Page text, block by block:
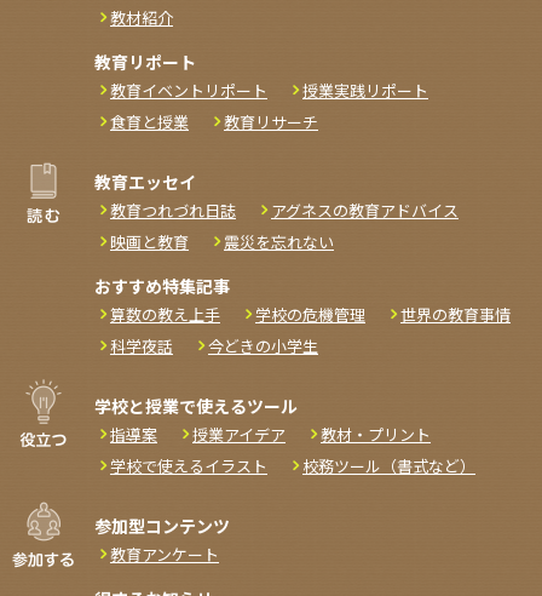
教材紹介
教育リポート
教育イベントリポート
授業実践リポート
食育と授業
教育リサーチ
教育エッセイ
教育つれづれ日誌
アグネスの教育アドバイス
映画と教育
震災を忘れない
おすすめ特集記事
算数の教え上手 学校の危機管理
世界の教育事情
科学夜話
今どきの小学生
学校と授業で使えるツール
指導案 授業アイデア
教材・プリント
学校で使えるイラスト
校務ツール（書式など）
参加型コンテンツ
教育アンケート